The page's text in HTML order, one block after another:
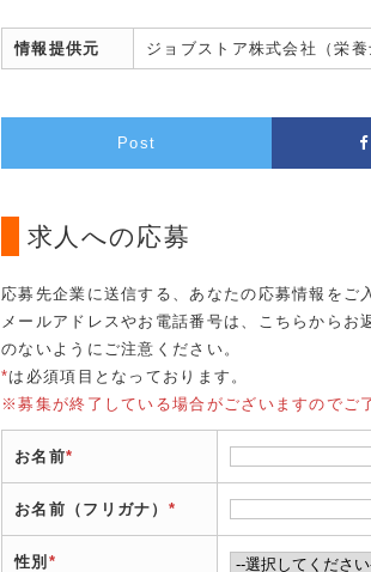
情報提供元 ジョブストア株式会社（栄養
Post
求人への応募
応募先企業に送信する、あなたの応募情報をご
メールアドレスやお電話番号は、こちらから
のないようにご注意ください。
*は必須項目となっております。
※募集が終了している場合がございますのでご
お名前*
お名前（フリガナ） *
性別 *